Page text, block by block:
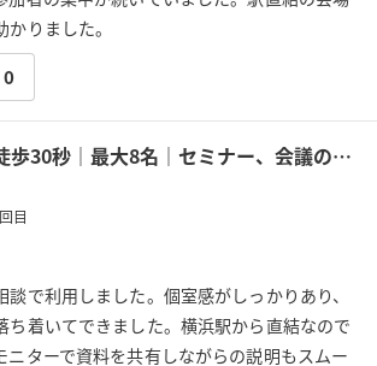
りました。
0
駅直結！横浜駅徒歩30秒｜最大8名｜セミナー、会議の利用に最適！エキニア横浜｜5階ハマポート「フェンネル」
回目
で利用しました。個室感がしっかりあり、
ち着いてできました。横浜駅から直結なので
ニターで資料を共有しながらの説明もスムー